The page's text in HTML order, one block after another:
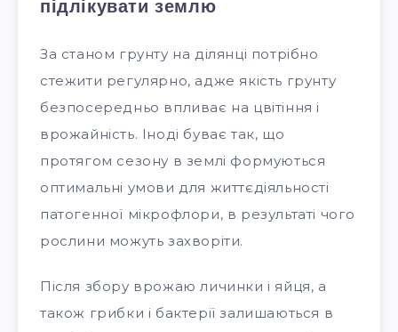
підлікувати землю
За станом грунту на ділянці потрібно
стежити регулярно, адже якість грунту
безпосередньо впливає на цвітіння і
врожайність. Іноді буває так, що
протягом сезону в землі формуються
оптимальні умови для життєдіяльності
патогенної мікрофлори, в результаті чого
рослини можуть захворіти.
Після збору врожаю личинки і яйця, а
також грибки і бактерії залишаються в